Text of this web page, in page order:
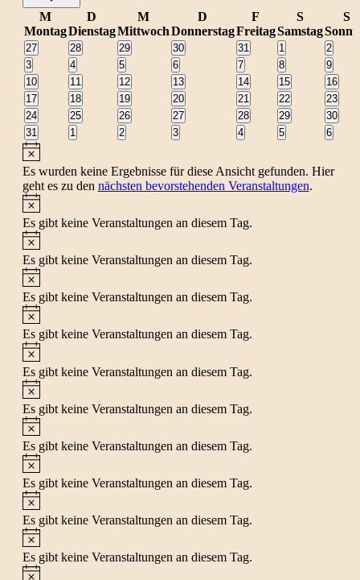
Kalender
von
Veranstaltungen
M
Montag
D
Dienstag
M
Mittwoch
D
Donnerstag
F
Freitag
S
Samstag
S
0
Veranstaltungen
27
0
Veranstaltungen
28
0
Veranstaltungen
29
0
Veranstaltungen
30
0
Veranstaltungen
31
0
Veranstaltungen
1
0
2
0
Veranstaltungen
3
0
Veranstaltungen
4
0
Veranstaltungen
5
0
Veranstaltungen
6
0
Veranstaltungen
7
0
Veranstaltungen
8
0
9
0
Veranstaltungen
10
0
Veranstaltungen
11
0
Veranstaltungen
12
0
Veranstaltungen
13
0
Veranstaltungen
14
0
Veranstaltungen
15
016
0
Veranstaltungen
17
0
Veranstaltungen
18
0
Veranstaltungen
19
0
Veranstaltungen
20
0
Veranstaltungen
21
0
Veranstaltungen
22
0
23
0
Veranstaltungen
24
0
Veranstaltungen
25
0
Veranstaltungen
26
0
Veranstaltungen
27
0
Veranstaltungen
28
0
Veranstaltungen
29
0
30
0
Veranstaltungen
31
0
Veranstaltungen
1
0
Veranstaltungen
2
0
Veranstaltungen
3
0
Veranstaltungen
4
0
Veranstaltungen
5
0
6
Hinweis
Es wurden keine Ergebnisse für diese Ansicht gefunden. Hier
geht es zu den nächsten bevorstehenden Veranstaltungen.
Hinweis
Es gibt keine Veranstaltungen an diesem Tag.
Hinweis
Es gibt keine Veranstaltungen an diesem Tag.
Hinweis
Es gibt keine Veranstaltungen an diesem Tag.
Hinweis
Es gibt keine Veranstaltungen an diesem Tag.
Hinweis
Es gibt keine Veranstaltungen an diesem Tag.
Hinweis
Es gibt keine Veranstaltungen an diesem Tag.
Hinweis
Es gibt keine Veranstaltungen an diesem Tag.
Hinweis
Es gibt keine Veranstaltungen an diesem Tag.
Hinweis
Es gibt keine Veranstaltungen an diesem Tag.
Hinweis
Es gibt keine Veranstaltungen an diesem Tag.
Hinweis